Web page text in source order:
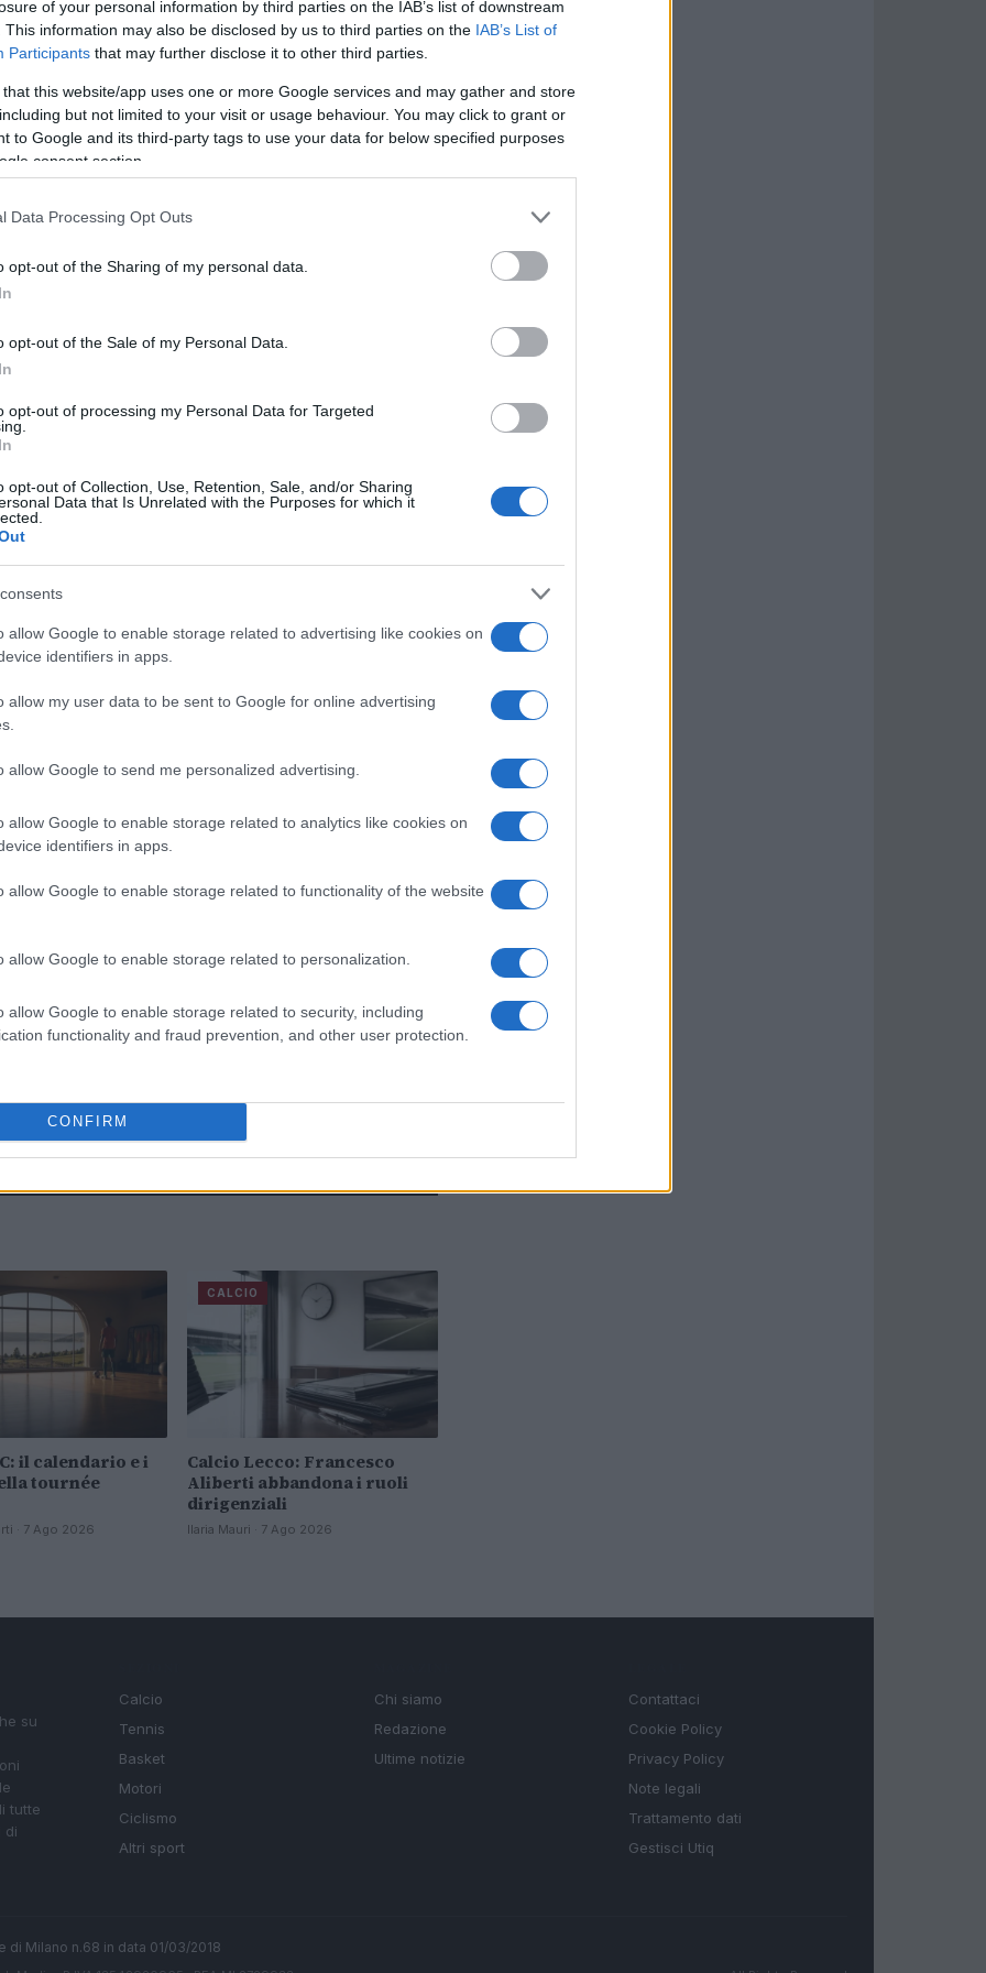
of your personal information by third parties on the IAB’s list of downstream
This information may also be disclosed by us to third parties on the IAB’s List of
Participants that may further disclose it to other third parties.
that this website/app uses one or more Google services and may gather and store
but not limited to your visit or usage behaviour. You may click to grant or
to Google and its third-party tags to use your data for below specified purposes
consent section.
Data Processing Opt Outs
opt-out of the Sharing of my personal data.
opt-out of the Sale of my Personal Data.
opt-out of processing my Personal Data for Targeted
opt-out of Collection, Use, Retention, Sale, and/or Sharing
Data that Is Unrelated with the Purposes for which it
allow Google to enable storage related to advertising like cookies on
identifiers in apps.
allow my user data to be sent to Google for online advertising
allow Google to send me personalized advertising.
allow Google to enable storage related to analytics like cookies on
identifiers in apps.
allow Google to enable storage related to functionality of the website
allow Google to enable storage related to personalization.
allow Google to enable storage related to security, including
functionality and fraud prevention, and other user protection.
CONFIRM
non ci sarà domenica sera. I
Poi farà tre partite all’anno ma basta
è entrato in campo lo stadio si è
minuti che entra in campo. Ha il
chissà quanti calci avrà preso” ha
il calendario e i
tournée
· 7 Ago 2026
CALCIO
Calcio Lecco: Francesco
Aliberti abbandona i ruoli
dirigenziali
Ilaria Mauri · 7 Ago 2026
su
tutte
di
Calcio
Tennis
Basket
Motori
Ciclismo
Altri sport
Chi siamo
Redazione
Ultime notizie
Contattaci
Cookie Policy
Privacy Policy
Note legali
Trattamento dati
Gestisci Utiq
Milano n.68 in data 01/03/2018